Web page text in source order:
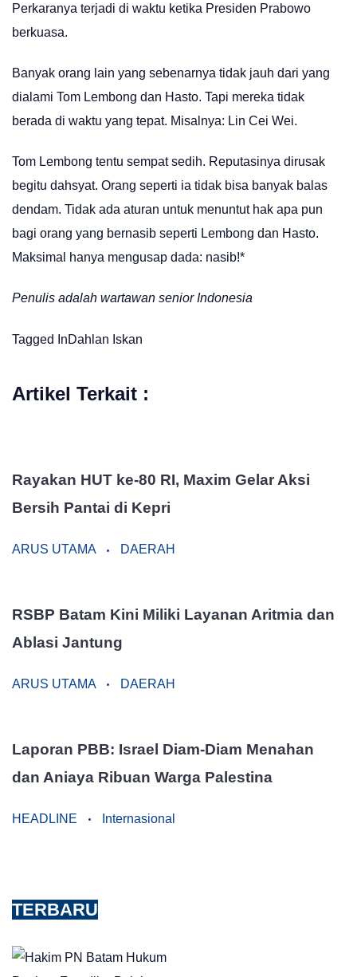
Perkaranya terjadi di waktu ketika Presiden Prabowo
berkuasa.
Banyak orang lain yang sebenarnya tidak jauh dari yang
dialami Tom Lembong dan Hasto. Tapi mereka tidak
berada di waktu yang tepat. Misalnya: Lin Cei Wei.
Tom Lembong tentu sempat sedih. Reputasinya dirusak
begitu dahsyat. Orang seperti ia tidak bisa banyak balas
dendam. Tidak ada aturan untuk menuntut hak apa pun
bagi orang yang bernasib seperti Lembong dan Hasto.
Maksimal hanya mengusap dada: nasib!*
Penulis adalah wartawan senior Indonesia
Tagged InDahlan Iskan
Artikel Terkait :
Rayakan HUT ke-80 RI, Maxim Gelar Aksi
Bersih Pantai di Kepri
ARUS UTAMA DAERAH
RSBP Batam Kini Miliki Layanan Aritmia dan
Ablasi Jantung
ARUS UTAMA DAERAH
Laporan PBB: Israel Diam-Diam Menahan
dan Aniaya Ribuan Warga Palestina
HEADLINE Internasional
TERBARU